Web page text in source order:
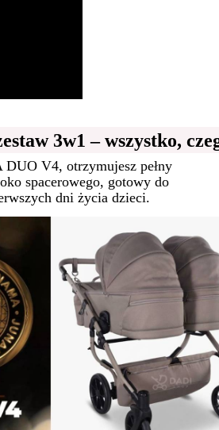
3w1 – wszystko,
V4, otrzymujesz pełny
spacerowego, gotowy do
dni życia dzieci.